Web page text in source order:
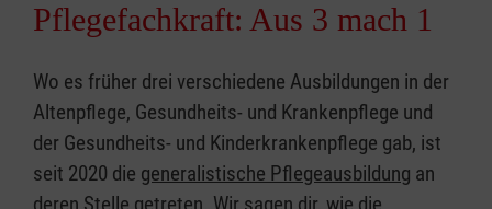
Pflegefachkraft: Aus 3 mach 1
Wo es früher drei verschiedene Ausbildungen in der
Altenpflege, Gesundheits- und Krankenpflege und
der Gesundheits- und Kinderkrankenpflege gab, ist
seit 2020 die generalistische Pflegeausbildung an